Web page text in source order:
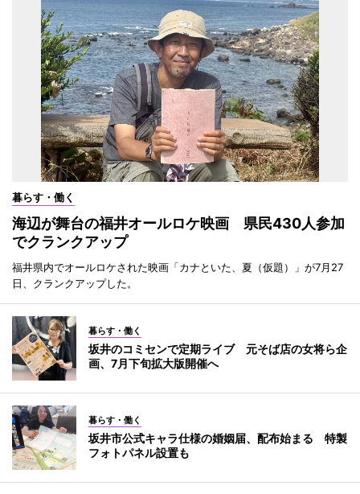
暮らす・働く
海辺が舞台の福井オールロケ映画 県民430人参加
でクランクアップ
福井県内でオールロケされた映画「カナといた、夏（仮題）」が7月27
日、クランクアップした。
暮らす・働く
坂井のコミセンで定期ライブ 元そば店の女将ら企
画、7月下旬拡大版開催へ
暮らす・働く
坂井市公式キャラ仕様の婚姻届、配布始まる 特製
フォトパネル設置も